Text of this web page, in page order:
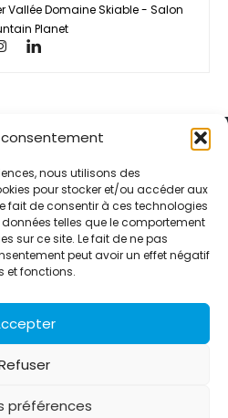
consentement
nous utilisons des
pour stocker et/ou accéder aux
fait de consentir à ces technologies
telles que le comportement
sur ce site. Le fait de ne pas
peut avoir un effet négatif
et fonctions.
préférences
Vallée Domaine Skiable - Salon
Planet
de relations presse et de
Depuis 1995, elle conçoit et
en France et à l’international
d’agences partenaires.